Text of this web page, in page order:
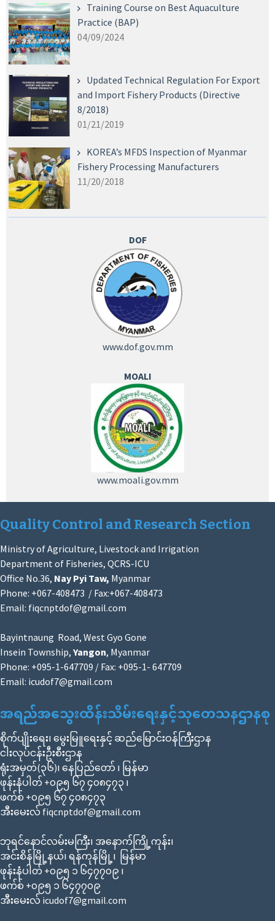
Training Course on Best Aquaculture
Practice (BAP)
04/09/2024
Updated Technical Regulation For Export
and Import Fishery Products (Directive
8/2018)
01/21/2019
KOREA’s MFDS Inspection of Myanmar
Fishery Processing Manufacturers
11/20/2018
DOF
www.dof.gov.mm
MOALI
www.moali.gov.mm
Quality Control and Research Section
Ministry of Agriculture, Livestock and Irrigation
Department of Fisheries, QCRS-ICU
Office No.36, Nay Pyi Taw, Myanmar
Phone: +067-408473 / Fax:+067-408473
Email: fiqcnptdof@gmail.com
Bayintnaung Road, West Gyo Gone
Insein Township, Yangon, Myanmar
Phone: +095-1-647709 / Fax: +095-1- 647709
Email: icudof7@gmail.com
အရည်အသွေးထိန်းသိမ်းရေးနှင့်သုတေသနဌာနစု
စိုက်ပျိုးရေး၊ မွေးမြူရေးနှင့် ဆည်မြောင်းဝန်ကြီးဌာန
ငါးလုပ်ငန်းဦးစီးဌာန
ရုံးအမှတ်(၃၆)၊ နေပြည်တော် ၊ မြန်မာ
ဖုန်းနံပါတ် +၀၉၅ ၆၇ ၄၀၈၄၇၃ ၊
ဖက်စ် +၀၉၅ ၆၇ ၄၀၈၄၇၃
အီးမေးလ် fiqcnptdof@gmail.com
ဘုရင်နောင်လမ်းမကြီး၊ အနောက်ကြို့ကုန်း၊
အင်းစိန်မြို့နယ်၊ ရန်ကုန်မြို့၊ မြန်မာ
ဖုန်းနံပါတ် +၀၉၅ ၁ ၆၄၇၇၀၉ ၊
ဖက်စ် +၀၉၅ ၁ ၆၄၇၇၀၉
အီးမေးလ် icudof7@gmail.com